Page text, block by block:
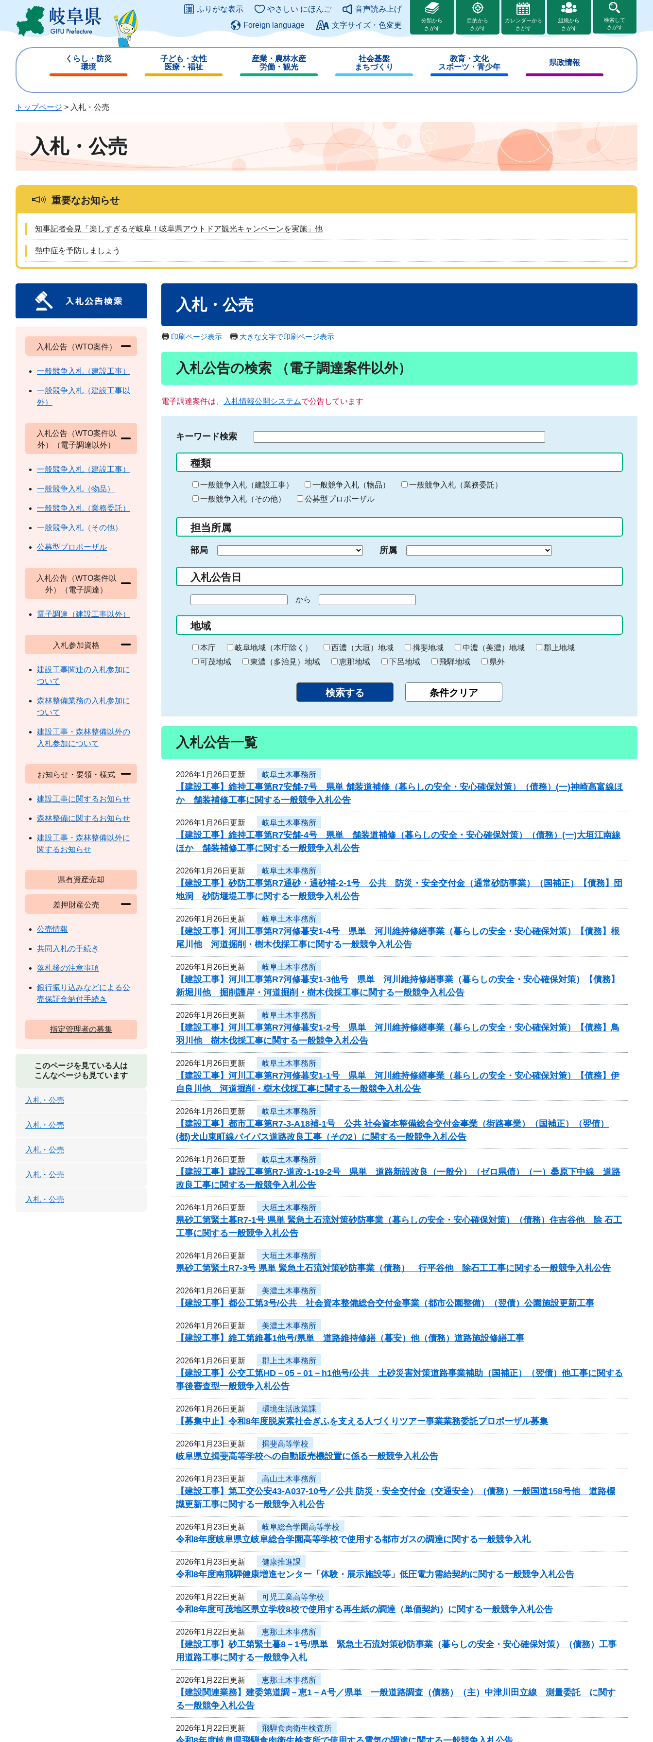
ジ
ュ
このページの本文へ
ふりがな表示 やさしい にほんご
音声読み上げ
Foreign language
文字サイズ・色変更
分類から
さがす
目的から
さがす
カレンダーから
さがす
組織から
さがす
検索して
さがす
くらし・防災
環境
じ
子ども・女性
医療・福祉
じ
産業・農林水産
労働・観光
じ
社会基盤
まちづくり
じ
教育・文化
スポーツ・青少年
じ
県政情報
じ
トップページ > 入札・公売
入札・公売
重要なお知らせ
知事記者会見「楽しすぎるぞ岐阜！岐阜県アウトドア観光キャンペーンを実施」他
熱中症を予防しましょう
入札・公売
印刷ページ表示 大きな文字で印刷ページ表示
入札公告の検索 （電子調達案件以外）
電子調達案件は、 入札情報公開システムで公告しています
キーワード検索
る
キ
ー
ー
入
力
種類
一般競争入札（建設工事） 一般競争入札（物品）
一般競争入札（業務委託）
一般競争入札（その他）
公募型プロポーザル
担当所属
部局 所属
入札公告日
の
始
ま
り
から
終
わ
り
地域
本庁 岐阜地域（本庁除く） 西濃（大垣）地域 揖斐地域 中濃（美濃）地域
郡上地域
可茂地域
東濃（多治見）地域 恵那地域 下呂地域 飛騨地域 県外
入札公告一覧
2026年1月26日更新 岐阜土木事務所
【建設工事】維持工事第R7安舗-7号 県単 舗装道補修（暮らしの安全・安心確保対策）（債務）(一)神崎高富線ほ
か 舗装補修工事に関する一般競争入札公告
2026年1月26日更新 岐阜土木事務所
【建設工事】維持工事第R7安舗-4号 県単 舗装道補修（暮らしの安全・安心確保対策）（債務）(一)大垣江南線
ほか 舗装補修工事に関する一般競争入札公告
2026年1月26日更新 岐阜土木事務所
【建設工事】砂防工事第R7通砂・通砂補-2-1号 公共 防災・安全交付金（通常砂防事業）（国補正）【債務】団
地洞 砂防堰堤工事に関する一般競争入札公告
2026年1月26日更新 岐阜土木事務所
【建設工事】河川工事第R7河修暮安1-4号 県単 河川維持修繕事業（暮らしの安全・安心確保対策）【債務】根
尾川他 河道掘削・樹木伐採工事に関する一般競争入札公告
2026年1月26日更新 岐阜土木事務所
【建設工事】河川工事第R7河修暮安1-3他号 県単 河川維持修繕事業（暮らしの安全・安心確保対策）【債務】
新堀川他 掘削護岸・河道掘削・樹木伐採工事に関する一般競争入札公告
2026年1月26日更新 岐阜土木事務所
【建設工事】河川工事第R7河修暮安1-2号 県単 河川維持修繕事業（暮らしの安全・安心確保対策）【債務】鳥
羽川他 樹木伐採工事に関する一般競争入札公告
2026年1月26日更新 岐阜土木事務所
【建設工事】河川工事第R7河修暮安1-1号 県単 河川維持修繕事業（暮らしの安全・安心確保対策）【債務】伊
自良川他 河道掘削・樹木伐採工事に関する一般競争入札公告
2026年1月26日更新 岐阜土木事務所
【建設工事】都市工事第R7-3-A18補-1号 公共 社会資本整備総合交付金事業（街路事業）（国補正）（翌債）
(都)犬山東町線バイパス道路改良工事（その2）に関する一般競争入札公告
2026年1月26日更新 岐阜土木事務所
【建設工事】建設工事第R7-道改-1-19-2号 県単 道路新設改良（一般分）（ゼロ県債）（一）桑原下中線 道路
改良工事に関する一般競争入札公告
2026年1月26日更新 大垣土木事務所
県砂工第緊土暮R7-1号 県単 緊急土石流対策砂防事業（暮らしの安全・安心確保対策）（債務）住吉谷他 除 石工
工事に関する一般競争入札公告
2026年1月26日更新 大垣土木事務所
県砂工第緊土R7-3号 県単 緊急土石流対策砂防事業（債務） 行平谷他 除石工工事に関する一般競争入札公告
2026年1月26日更新 美濃土木事務所
【建設工事】都公工第3号/公共 社会資本整備総合交付金事業（都市公園整備）（翌債）公園施設更新工事
2026年1月26日更新 美濃土木事務所
【建設工事】維工第維暮1他号/県単 道路維持修繕（暮安）他（債務）道路施設修繕工事
2026年1月26日更新 郡上土木事務所
【建設工事】公交工第HD－05－01－h1他号/公共 土砂災害対策道路事業補助（国補正）（翌債）他工事に関する
事後審査型一般競争入札公告
2026年1月26日更新 環境生活政策課
【募集中止】令和8年度脱炭素社会ぎふを支える人づくりツアー事業業務委託プロポーザル募集
2026年1月23日更新 揖斐高等学校
岐阜県立揖斐高等学校への自動販売機設置に係る一般競争入札公告
2026年1月23日更新 高山土木事務所
【建設工事】第工交公安43-A037-10号／公共 防災・安全交付金（交通安全）（債務）一般国道158号他 道路標
識更新工事に関する一般競争入札公告
2026年1月23日更新 岐阜総合学園高等学校
令和8年度岐阜県立岐阜総合学園高等学校で使用する都市ガスの調達に関する一般競争入札
2026年1月23日更新 健康推進課
令和8年度南飛騨健康増進センター「体験・展示施設等」低圧電力需給契約に関する一般競争入札公告
2026年1月22日更新 可児工業高等学校
令和8年度可茂地区県立学校8校で使用する再生紙の調達（単価契約）に関する一般競争入札公告
2026年1月22日更新 恵那土木事務所
【建設工事】砂工第緊土暮8－1号/県単 緊急土石流対策砂防事業（暮らしの安全・安心確保対策）（債務）工事
用道路工事に関する一般競争入札
2026年1月22日更新 恵那土木事務所
【建設関連業務】建委第道調－恵1－A号／県単 一般道路調査（債務）（主）中津川田立線 測量委託 に関す
る一般競争入札公告
2026年1月22日更新 飛騨食肉衛生検査所
入札公告（WTO案件）
一般競争入札（建設工事）
一般競争入札（建設工事以
外）
入札公告（WTO案件以
外）（電子調達以外）
一般競争入札（建設工事）
一般競争入札（物品）
一般競争入札（業務委託）
一般競争入札（その他）
公募型プロポーザル
入札公告（WTO案件以
外）（電子調達）
電子調達（建設工事以外）
入札参加資格
建設工事関連の入札参加に
ついて
森林整備業務の入札参加に
ついて
建設工事・森林整備以外の
入札参加について
お知らせ・要領・様式
建設工事に関するお知らせ
森林整備に関するお知らせ
建設工事・森林整備以外に
関するお知らせ
県有資産売却
差押財産公売
公売情報
共同入札の手続き
落札後の注意事項
銀行振り込みなどによる公
売保証金納付手続き
指定管理者の募集
このページを見ている人は
こんなページも見ています
入札・公売
入札・公売
入札・公売
入札・公売
入札・公売